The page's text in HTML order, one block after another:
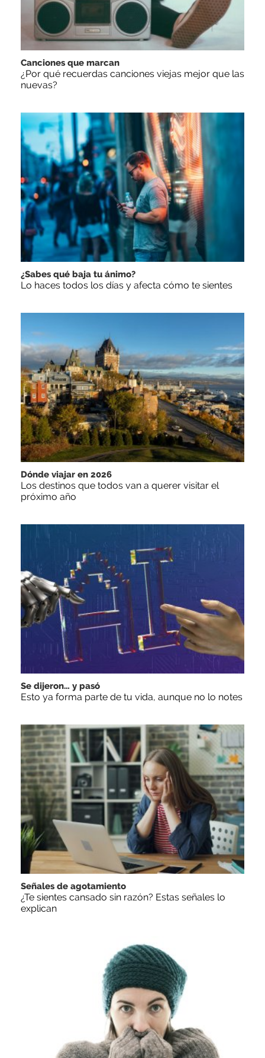
Canciones que marcan
¿Por qué recuerdas canciones viejas mejor que las
nuevas?
¿Sabes qué baja tu ánimo?
Lo haces todos los días y afecta cómo te sientes
Dónde viajar en 2026
Los destinos que todos van a querer visitar el
próximo año
Se dijeron… y pasó
Esto ya forma parte de tu vida, aunque no lo notes
Señales de agotamiento
¿Te sientes cansado sin razón? Estas señales lo
explican